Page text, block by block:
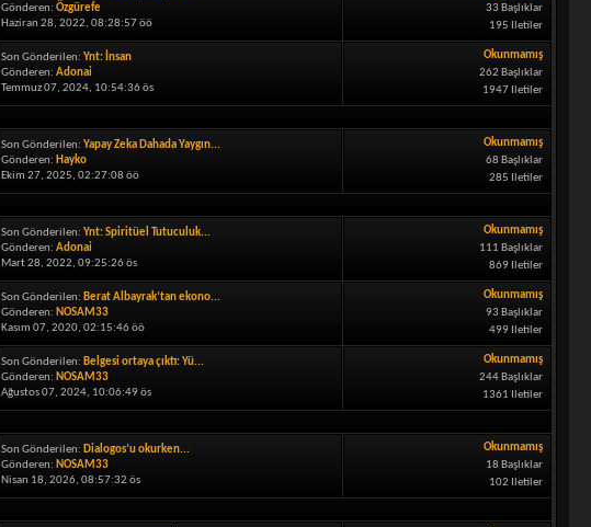
Gönderen: Özgürefe
Haziran 28, 2022, 08:28:57 öö
33 Başlıklar
195 Iletiler
Son Gönderilen: Ynt: İnsan
Gönderen: Adonai
Temmuz 07, 2024, 10:54:36 ös
Okunmamış
262 Başlıklar
1947 Iletiler
Son Gönderilen: Yapay Zeka Dahada Yaygın...
Gönderen: Hayko
Ekim 27, 2025, 02:27:08 öö
Okunmamış
68 Başlıklar
285 Iletiler
Son Gönderilen: Ynt: Spiritüel Tutuculuk...
Gönderen: Adonai
Mart 28, 2022, 09:25:26 ös
Okunmamış
111 Başlıklar
869 Iletiler
Son Gönderilen: Berat Albayrak’tan ekono...
Gönderen: NOSAM33
Kasım 07, 2020, 02:15:46 öö
Okunmamış
93 Başlıklar
499 Iletiler
Son Gönderilen: Belgesi ortaya çıktı: Yü...
Gönderen: NOSAM33
Ağustos 07, 2024, 10:06:49 ös
Okunmamış
244 Başlıklar
1361 Iletiler
Son Gönderilen: Dialogos’u okurken...
Gönderen: NOSAM33
Nisan 18, 2026, 08:57:32 ös
Okunmamış
18 Başlıklar
102 Iletiler